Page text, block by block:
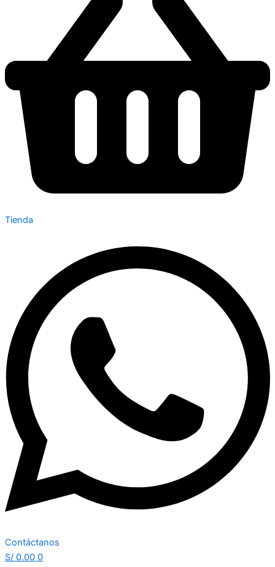
Tienda
Contáctanos
S/ 0.00 0